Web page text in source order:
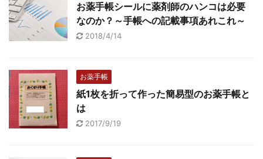
お薬手帳シールに薬剤師のハンコは必要
なのか？～手帳への記載事項あれこれ～
2018/4/14
お薬手帳
紙1枚を折って作った簡易型のお薬手帳と
は
2017/9/19